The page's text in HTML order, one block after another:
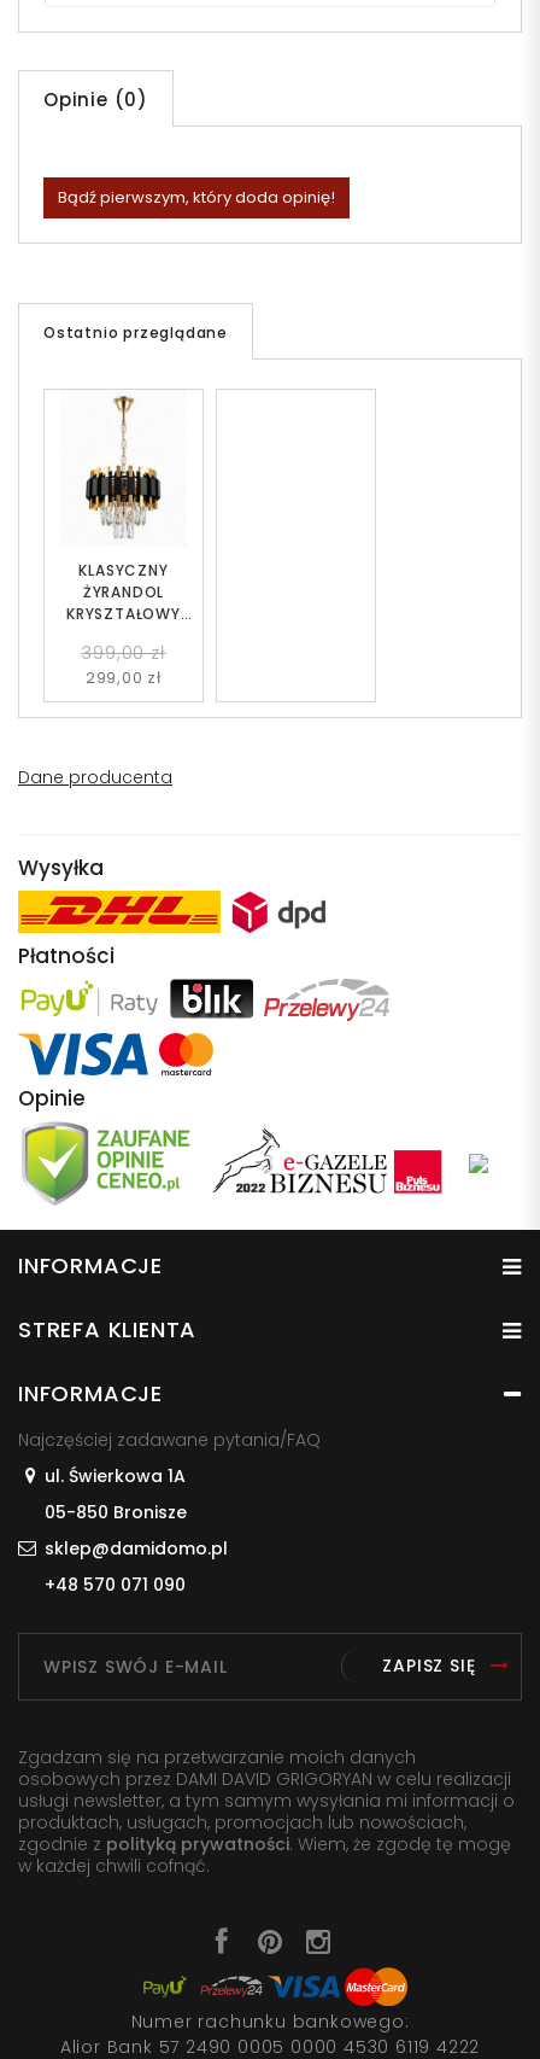
Opinie (0)
Bądź pierwszym, który doda opinię!
Ostatnio przeglądane
KLASYCZNY
ŻYRANDOL
KRYSZTAŁOWY
RIVO D25
399,00 zł
299,00 zł
Dane producenta
Wysyłka
Płatności
Opinie
INFORMACJE
STREFA KLIENTA
INFORMACJE
Najczęściej zadawane pytania/FAQ
ul. Świerkowa 1A
05-850 Bronisze
sklep@damidomo.pl
+48 570 071 090
ZAPISZ SIĘ
Zgadzam się na przetwarzanie moich danych
osobowych przez DAMI DAVID GRIGORYAN w celu realizacji
usługi newsletter, a tym samym wysyłania mi informacji o
produktach, usługach, promocjach lub nowościach,
zgodnie z polityką prywatności. Wiem, że zgodę tę mogę
w każdej chwili cofnąć.
Numer rachunku bankowego:
Alior Bank 57 2490 0005 0000 4530 6119 4222